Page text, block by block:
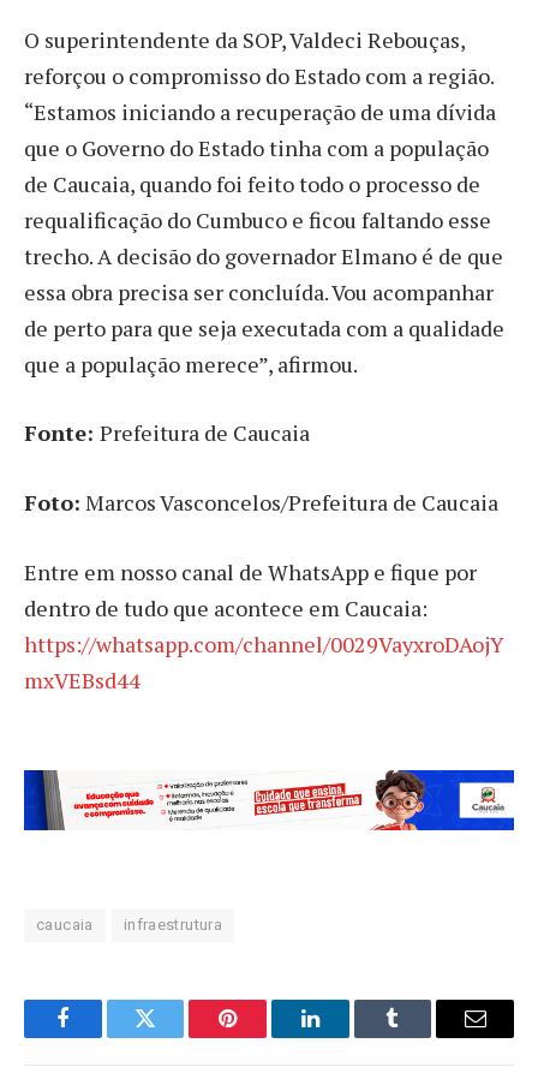
O superintendente da SOP, Valdeci Rebouças,
reforçou o compromisso do Estado com a região.
“Estamos iniciando a recuperação de uma dívida
que o Governo do Estado tinha com a população
de Caucaia, quando foi feito todo o processo de
requalificação do Cumbuco e ficou faltando esse
trecho. A decisão do governador Elmano é de que
essa obra precisa ser concluída. Vou acompanhar
de perto para que seja executada com a qualidade
que a população merece”, afirmou.
Fonte: Prefeitura de Caucaia
Foto: Marcos Vasconcelos/Prefeitura de Caucaia
Entre em nosso canal de WhatsApp e fique por
dentro de tudo que acontece em Caucaia:
https://whatsapp.com/channel/0029VayxroDAojY
mxVEBsd44
caucaia infraestrutura
FacebookTwitter Pinterest LinkedInTumblr Email